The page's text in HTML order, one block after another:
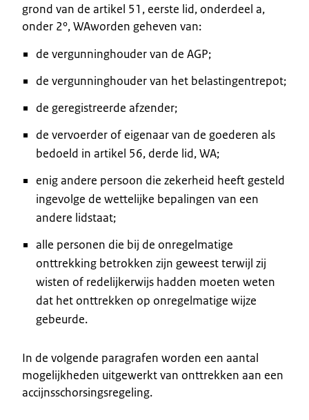
grond van de artikel 51, eerste lid, onderdeel a,
onder 2°, WAworden geheven van:
de vergunninghouder van de AGP;
de vergunninghouder van het belastingentrepot;
de geregistreerde afzender;
de vervoerder of eigenaar van de goederen als
bedoeld in artikel 56, derde lid, WA;
enig andere persoon die zekerheid heeft gesteld
ingevolge de wettelijke bepalingen van een
andere lidstaat;
alle personen die bij de onregelmatige
onttrekking betrokken zijn geweest terwijl zij
wisten of redelijkerwijs hadden moeten weten
dat het onttrekken op onregelmatige wijze
gebeurde.
In de volgende paragrafen worden een aantal
mogelijkheden uitgewerkt van onttrekken aan een
accijnsschorsingsregeling.